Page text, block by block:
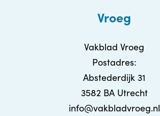
Vroeg
Vakblad Vroeg
Postadres:
Abstederdijk 31
3582 BA Utrecht
info@vakbladvroeg.nl